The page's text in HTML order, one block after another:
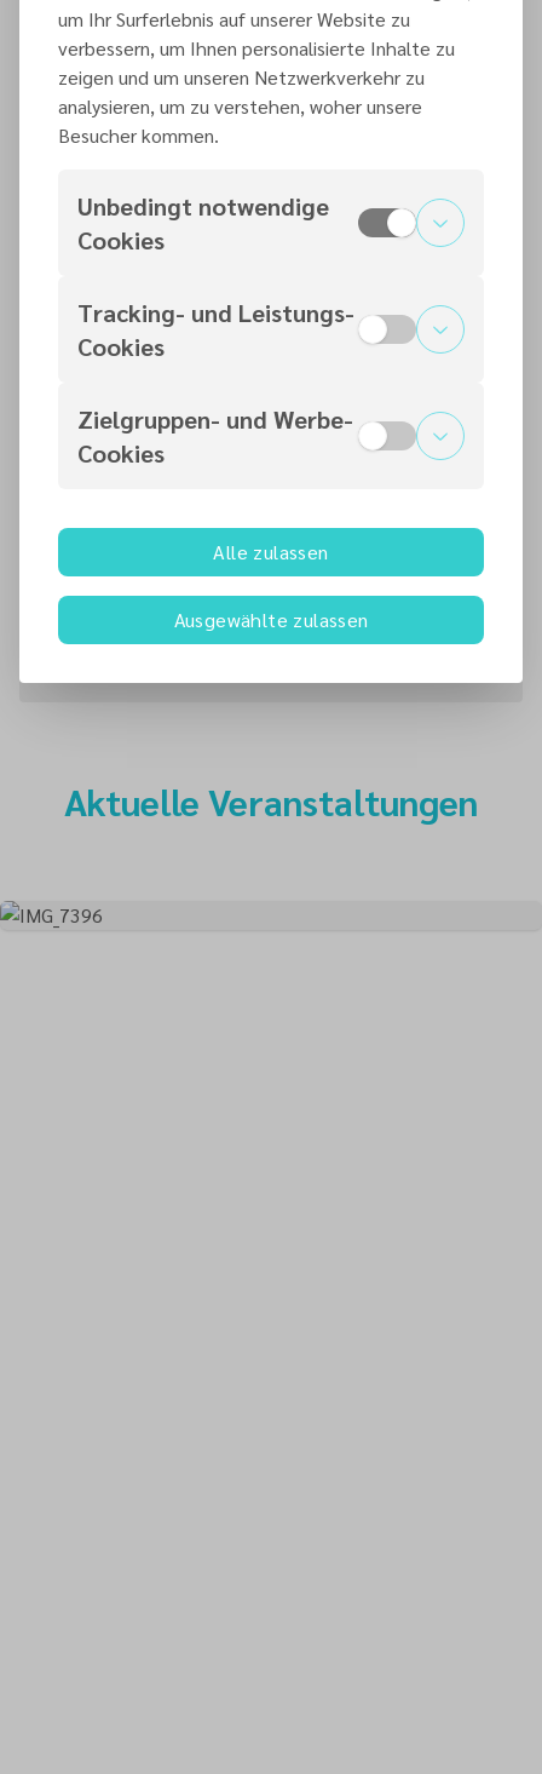
Kontaktperson
Keo Rivera
Pastor
keo.rivera@adventisten.de
Aktuelle Veranstaltungen
um Ihr Surferlebnis auf unserer Website zu
verbessern, um Ihnen personalisierte Inhalte zu
zeigen und um unseren Netzwerkverkehr zu
analysieren, um zu verstehen, woher unsere
Besucher kommen.
Unbedingt notwendige
Cookies
Tracking- und Leistungs-
Cookies
Zielgruppen- und Werbe-
Cookies
Alle zulassen
Ausgewählte zulassen